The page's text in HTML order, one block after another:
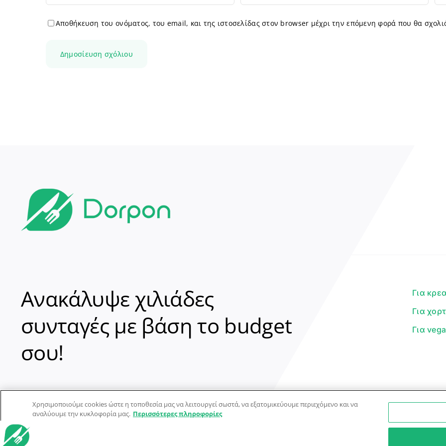
Αποθήκευση του ονόματος, του email, και της ιστοσελίδας στον browser μέχρι την επόμενη φορά που θα
Ανακάλυψε χιλιάδες
συνταγές με βάση το budget
σου!
Για
Για
Για
© Dorpon • Μηχανή αναζήτησης για …καλοφαγάδες!
Χρησιμοποιούμε cookies ώστε η τοποθεσία μας να λειτουργεί σωστά, να εξατομικεύουμε περιεχόμενο και να
αναλύουμε την κυκλοφορία μας. Περισσότερες πληροφορίες